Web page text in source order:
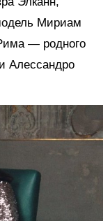
Мириам
— родного
Алессандро